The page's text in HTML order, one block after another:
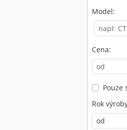
Model:
Cena:
Pouze
Rok